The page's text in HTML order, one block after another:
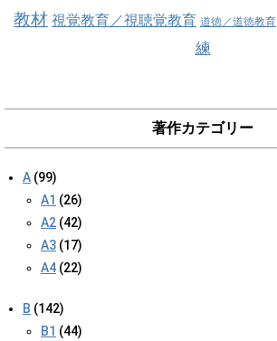
教材 視覚教育／視聴覚教育 道徳／道徳教育
練
著作カテゴリー
A (99)
A1 (26)
A2 (42)
A3 (17)
A4 (22)
B (142)
B1 (44)